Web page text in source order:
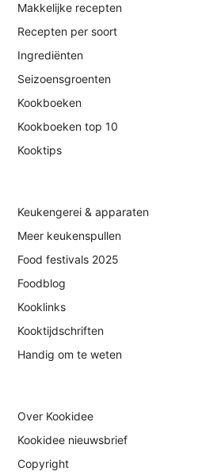
Makkelijke recepten
Recepten per soort
Ingrediënten
Seizoensgroenten
Kookboeken
Kookboeken top 10
Kooktips
Keukengerei & apparaten
Meer keukenspullen
Food festivals 2025
Foodblog
Kooklinks
Kooktijdschriften
Handig om te weten
Over Kookidee
Kookidee nieuwsbrief
Copyright